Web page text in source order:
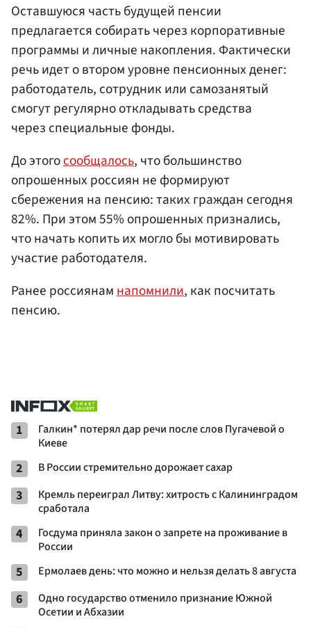
Оставшуюся часть будущей пенсии
предлагается собирать через корпоративные
программы и личные накопления. Фактически
речь идет о втором уровне пенсионных денег:
работодатель, сотрудник или самозанятый
смогут регулярно откладывать средства
через специальные фонды.
До этогосообщалось, что большинство
опрошенных россиян не формируют
сбережения на пенсию: таких граждан сегодня
82%. При этом 55% опрошенных признались,
что начать копить их могло бы мотивировать
участие работодателя.
Ранее россиянамнапомнили, как посчитать
пенсию.
1
Галкин* потерял дар речи после слов Пугачевой о
Киеве
2 В России стремительно дорожает сахар
3
Кремль переиграл Литву: хитрость с Калининградом
сработала
4
Госдума приняла закон о запрете на проживание в
России
5 Ермолаев день: что можно и нельзя делать 8 августа
6
Одно государство отменило признание Южной
Осетии и Абхазии